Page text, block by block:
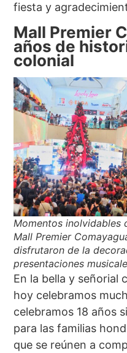
fiesta y
Mall Premier
años de
colonial
Momentos inolvidables
Mall Premier
disfrutaron de la
presentaciones
En la bella y señorial
hoy celebramos
celebramos 18 años
para las familias
que se reúnen a